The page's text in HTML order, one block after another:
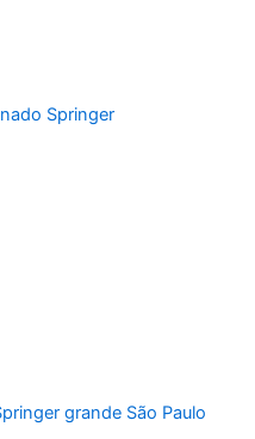
Springer
grande São Paulo